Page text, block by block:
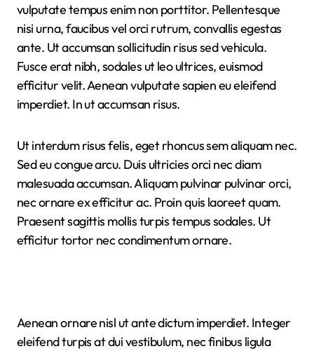
vulputate tempus enim non porttitor. Pellentesque
nisi urna, faucibus vel orci rutrum, convallis egestas
ante. Ut accumsan sollicitudin risus sed vehicula.
Fusce erat nibh, sodales ut leo ultrices, euismod
efficitur velit. Aenean vulputate sapien eu eleifend
imperdiet. In ut accumsan risus.
Ut interdum risus felis, eget rhoncus sem aliquam nec.
Sed eu congue arcu. Duis ultricies orci nec diam
malesuada accumsan. Aliquam pulvinar pulvinar orci,
nec ornare ex efficitur ac. Proin quis laoreet quam.
Praesent sagittis mollis turpis tempus sodales. Ut
efficitur tortor nec condimentum ornare.
Aenean ornare nisl ut ante dictum imperdiet. Integer
eleifend turpis at dui vestibulum, nec finibus ligula